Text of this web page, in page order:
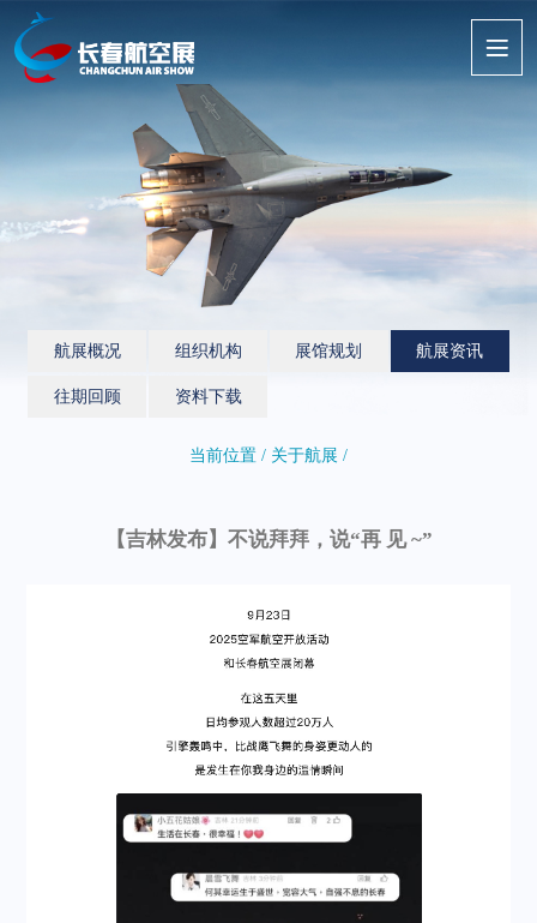
航展概况 组织机构 展馆规划 航展资讯
往期回顾 资料下载
当前位置 / 关于航展 /
【吉林发布】不说拜拜，说“再 见 ~”